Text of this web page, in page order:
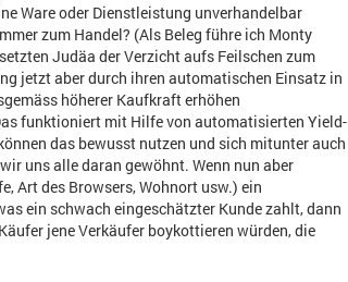
Ware oder Dienstleistung unverhandelbar
zum Handel? (Als Beleg führe ich Monty
Judäa der Verzicht aufs Feilschen zum
jetzt aber durch ihren automatischen Einsatz in
höherer Kaufkraft erhöhen
funktioniert mit Hilfe von automatisierten Yield-
das bewusst nutzen und sich mitunter auch
uns alle daran gewöhnt. Wenn nun aber
Art des Browsers, Wohnort usw.) ein
ein schwach eingeschätzter Kunde zahlt, dann
jene Verkäufer boykottieren würden, die